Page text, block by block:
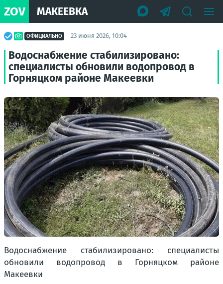
ZOV МАКЕЕВКА
ОФИЦИАЛЬНО 23 июня 2026, 10:04
Водоснабжение стабилизировано:
специалисты обновили водопровод в
Горняцком районе Макеевки
Водоснабжение стабилизировано: специалисты
обновили водопровод в Горняцком районе
Макеевки